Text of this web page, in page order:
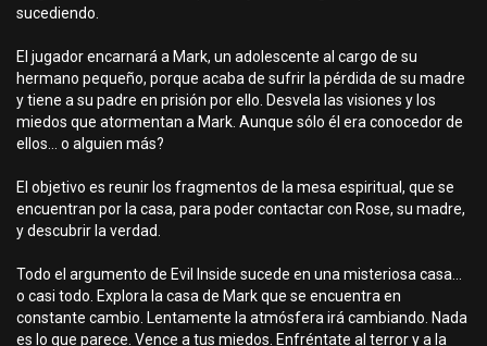
sucediendo.
El jugador encarnará a Mark, un adolescente al cargo de su
hermano pequeño, porque acaba de sufrir la pérdida de su madre
y tiene a su padre en prisión por ello. Desvela las visiones y los
miedos que atormentan a Mark. Aunque sólo él era conocedor de
ellos… o alguien más?
El objetivo es reunir los fragmentos de la mesa espiritual, que se
encuentran por la casa, para poder contactar con Rose, su madre,
y descubrir la verdad.
Todo el argumento de Evil Inside sucede en una misteriosa casa…
o casi todo. Explora la casa de Mark que se encuentra en
constante cambio. Lentamente la atmósfera irá cambiando. Nada
es lo que parece. Vence a tus miedos. Enfréntate al terror y a la